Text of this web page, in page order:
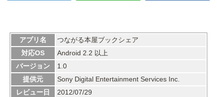
アプリ名
つながる本屋ブックシェア
対応OS
Android 2.2 以上
バージョン
1.0
提供元
Sony Digital Entertainment Services Inc.
レビュー日
2012/07/29